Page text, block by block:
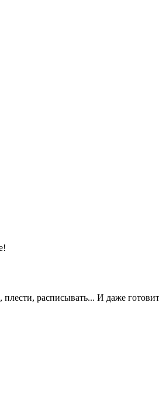
расписывать... И даже